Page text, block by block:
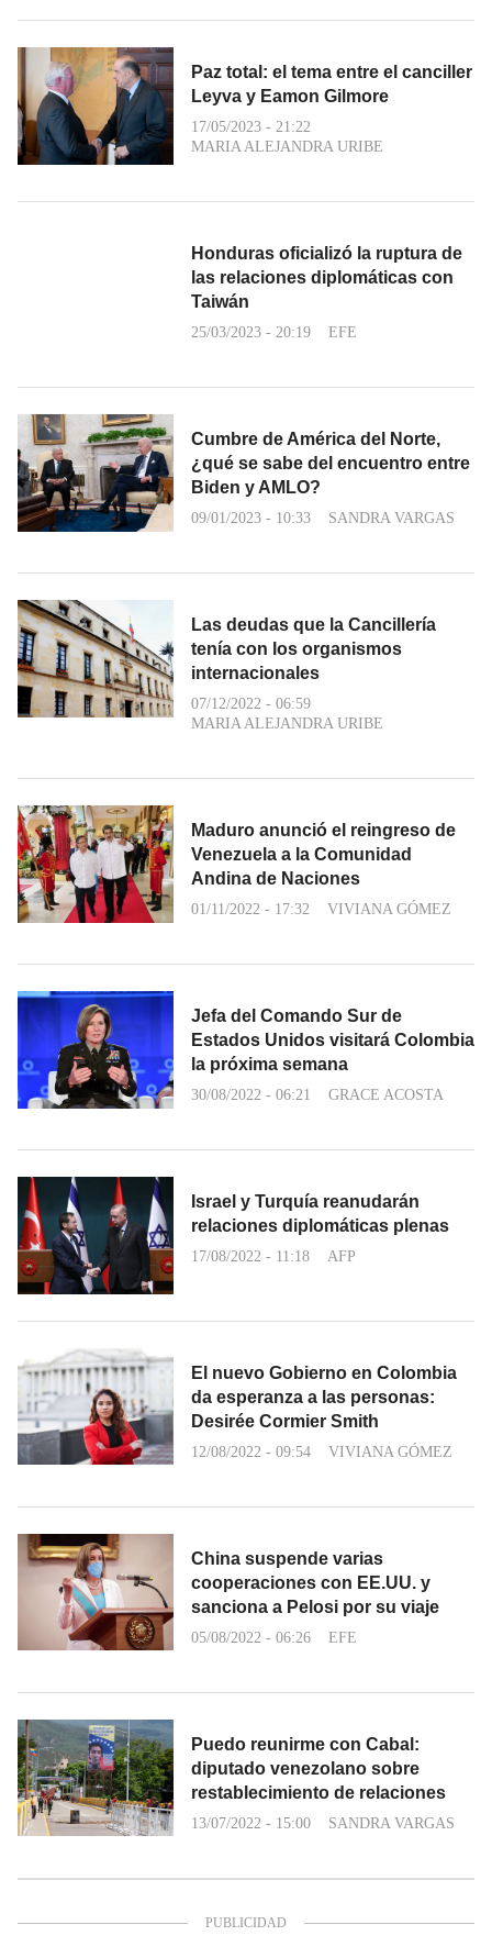
Paz total: el tema entre el canciller
Leyva y Eamon Gilmore
17/05/2023 - 21:22
MARIA ALEJANDRA URIBE
Honduras oficializó la ruptura de
las relaciones diplomáticas con
Taiwán
25/03/2023 - 20:19 EFE
Cumbre de América del Norte,
¿qué se sabe del encuentro entre
Biden y AMLO?
09/01/2023 - 10:33 SANDRA VARGAS
Las deudas que la Cancillería
tenía con los organismos
internacionales
07/12/2022 - 06:59
MARIA ALEJANDRA URIBE
Maduro anunció el reingreso de
Venezuela a la Comunidad
Andina de Naciones
01/11/2022 - 17:32 VIVIANA GÓMEZ
Jefa del Comando Sur de
Estados Unidos visitará Colombia
la próxima semana
30/08/2022 - 06:21 GRACE ACOSTA
Israel y Turquía reanudarán
relaciones diplomáticas plenas
17/08/2022 - 11:18 AFP
El nuevo Gobierno en Colombia
da esperanza a las personas:
Desirée Cormier Smith
12/08/2022 - 09:54 VIVIANA GÓMEZ
China suspende varias
cooperaciones con EE.UU. y
sanciona a Pelosi por su viaje
05/08/2022 - 06:26 EFE
Puedo reunirme con Cabal:
diputado venezolano sobre
restablecimiento de relaciones
13/07/2022 - 15:00 SANDRA VARGAS